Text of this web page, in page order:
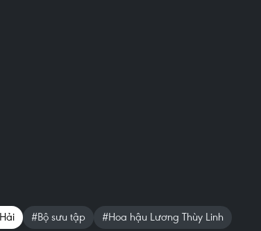
#Bộ sưu tập
#Hoa hậu Lương Thùy Linh